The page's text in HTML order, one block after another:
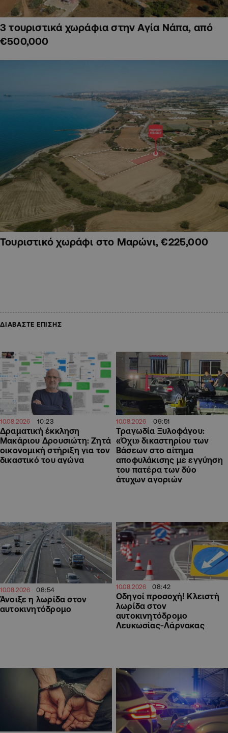
3 τουριστικά χωράφια στην Αγία Νάπα, από
€500,000
Τουριστικό χωράφι στο Μαρώνι, €225,000
ΔΙΑΒΑΣΤΕ ΕΠΙΣΗΣ
10.08.2026 10:23
Δραματική έκκληση
Μακάριου Δρουσιώτη: Ζητά
οικονομική στήριξη για τον
δικαστικό του αγώνα
10.08.2026 09:51
Τραγωδία Ξυλοφάγου:
«Όχι» δικαστηρίου των
Βάσεων στο αίτημα
αποφυλάκισης με εγγύηση
του πατέρα των δύο
άτυχων αγοριών
10.08.2026 08:54
Άνοιξε η λωρίδα στον
αυτοκινητόδρομο
10.08.2026 08:42
Οδηγοί προσοχή! Κλειστή
λωρίδα στον
αυτοκινητόδρομο
Λευκωσίας-Λάρνακας